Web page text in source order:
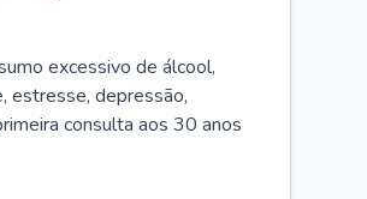
excessivo de álcool,
estresse, depressão,
consulta aos 30 anos